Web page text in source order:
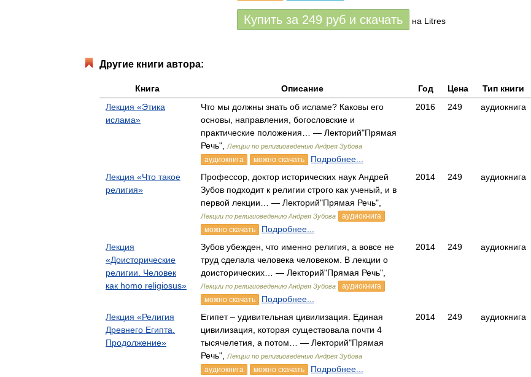
Купить за 249 руб и скачать на Litres
Другие книги автора:
Книга Описание Год Цена
Тип книги
Лекция «Этика
ислама»
Что мы должны знать об исламе? Каковы его
основы, направления, богословские и
практические положения… — Лекторий"Прямая
Речь",
Лекции по религиоведению Андрея Зубова
аудиокнига можно скачать Подробнее...
2016 249 аудиокнига
Лекция «Что такое
религия»
Профессор, доктор исторических наук Андрей
Зубов подходит к религии строго как ученый, и в
первой лекции… — Лекторий"Прямая Речь",
Лекции по религиоведению Андрея Зубова
аудиокнига
можно скачать
Подробнее...
2014 249 аудиокнига
Лекция
«Доисторические
религии. Человек
как homo religiosus»
Зубов убежден, что именно религия, а вовсе не
труд сделала человека человеком. В лекции о
доисторических… — Лекторий"Прямая Речь",
Лекции по религиоведению Андрея Зубова
аудиокнига
можно скачать
Подробнее...
2014 249 аудиокнига
Лекция «Религия
Древнего Египта.
Продолжение»
Египет – удивительная цивилизация. Единая
цивилизация, которая существовала почти 4
тысячелетия, а потом… — Лекторий"Прямая
Речь",
Лекции по религиоведению Андрея Зубова
аудиокнига можно скачать Подробнее...
2014 249 аудиокнига